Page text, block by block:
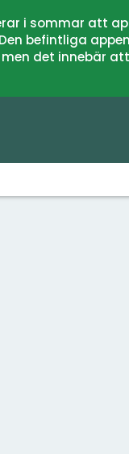
i sommar att
befintliga
det innebär